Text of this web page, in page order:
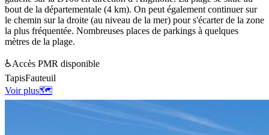
bout de la départementale (4 km). On peut également continuer sur
le chemin sur la droite (au niveau de la mer) pour s'écarter de la zone
la plus fréquentée. Nombreuses places de parkings à quelques
mètres de la plage.
♿Accès PMR disponible
TapisFauteuil
Voir plus🗺️